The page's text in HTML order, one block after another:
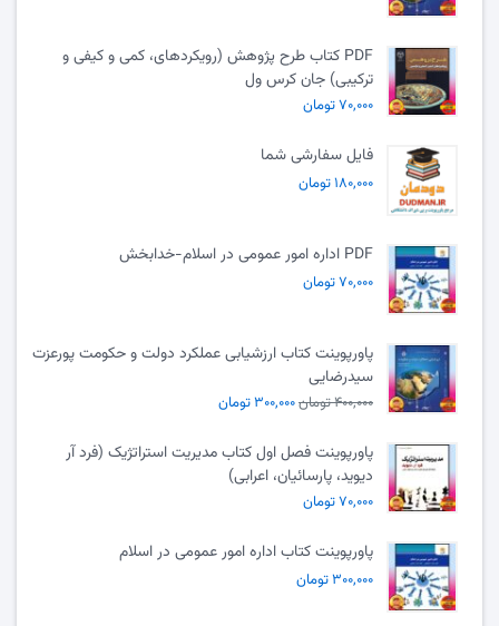
PDF کتاب طرح پژوهش (رویکردهای، کمی و کیفی و
ترکیبی) جان کرس ول
۷۰,۰۰۰ تومان
فایل سفارشی شما
۱۸۰,۰۰۰ تومان
PDF اداره امور عمومی در اسلام-خدابخش
۷۰,۰۰۰ تومان
پاورپوینت کتاب ارزشیابی عملکرد دولت و حکومت پورعزت
سیدرضایی
۴۰۰,۰۰۰ تومان ۳۰۰,۰۰۰ تومان
پاورپوینت فصل اول کتاب مدیریت استراتژیک (فرد آر
دیوید، پارسائیان، اعرابی)
۷۰,۰۰۰ تومان
پاورپوینت کتاب اداره امور عمومی در اسلام
۳۰۰,۰۰۰ تومان